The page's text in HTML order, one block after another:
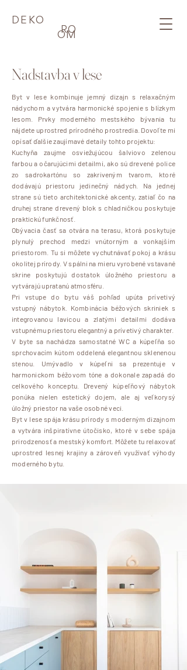
DEKO
RO
OM
Nadstavba v lese
Byt v lese kombinuje jemný dizajn s relaxačným
nádychom a vytvára harmonické spojenie s blízkym
lesom. Prvky moderného mestského bývania tu
nájdete uprostred prírodného prostredia. Dovoľte mi
opísať ďalšie zaujímavé detaily tohto projektu:
Kuchyňa zaujme osviežujúcou šalviovo zelenou
farbou a očarujúcimi detailmi, ako sú drevené police
zo sadrokartónu so zakriveným tvarom, ktoré
dodávajú priestoru jedinečný nádych. Na jednej
strane sú tieto architektonické akcenty, zatiaľ čo na
druhej strane drevený blok s chladničkou poskytuje
praktickú funkčnosť.
Obývacia časť sa otvára na terasu, ktorá poskytuje
plynulý prechod medzi vnútorným a vonkajším
priestorom. Tu si môžete vychutnávať pokoj a krásu
okolitej prírody. V spálni na mieru vyrobené vstavané
skrine poskytujú dostatok úložného priestoru a
vytvárajú upratanú atmosféru.
Pri vstupe do bytu váš pohľad upúta prívetivý
vstupný nábytok. Kombinácia béžových skriniek s
integrovanou lavicou a zlatými detailmi dodáva
vstupnému priestoru elegantný a prívetivý charakter.
V byte sa nachádza samostatné WC a kúpeľňa so
sprchovacím kútom oddelená elegantnou sklenenou
stenou. Umývadlo v kúpeľni sa prezentuje v
harmonickom béžovom tóne a dokonale zapadá do
celkového konceptu. Drevený kúpeľňový nábytok
ponúka nielen estetický dojem, ale aj veľkorysý
úložný priestor na vaše osobné veci.
Byt v lese spája krásu prírody s moderným dizajnom
a vytvára inšpiratívne útočisko, ktoré v sebe spája
prirodzenosť a mestský komfort. Môžete tu relaxovať
uprostred lesnej krajiny a zároveň využívať výhody
moderného bytu.